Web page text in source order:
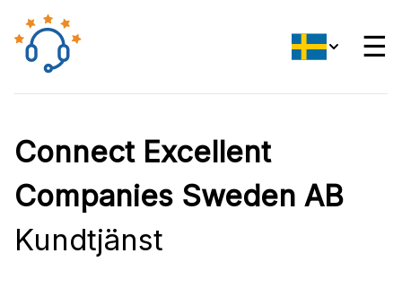
☰
Connect Excellent
Companies Sweden AB
Kundtjänst